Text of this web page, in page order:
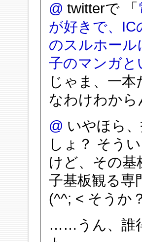
@ twitterで 「
が好きで、IC
のスルホール
子のマンガ
じゃま、一
なわけわか
@ いやほら
しょ？ そう
けど、その
子基板観る専
(^^; < そうか
……うん、誰